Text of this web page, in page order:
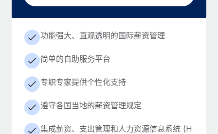
功能强大、直观透明的国际薪资管理
简单的自助服务平台
专职专家提供个性化支持
遵守各国当地的薪资管理规定
集成薪资、支出管理和人力资源信息系统 (H